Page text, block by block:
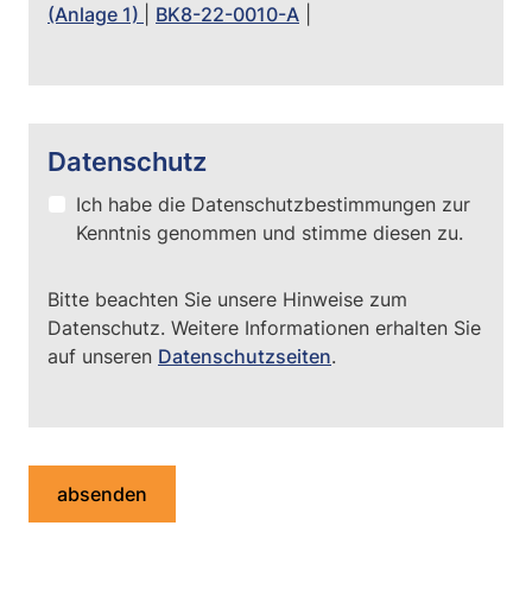
(Anlage 1)
BK8-22-0010-A
Datenschutz
Ich habe die Datenschutzbestimmungen zur
Kenntnis genommen und stimme diesen zu.
Bitte beachten Sie unsere Hinweise zum
Datenschutz. Weitere Informationen erhalten Sie
auf unseren Datenschutzseiten.
absenden